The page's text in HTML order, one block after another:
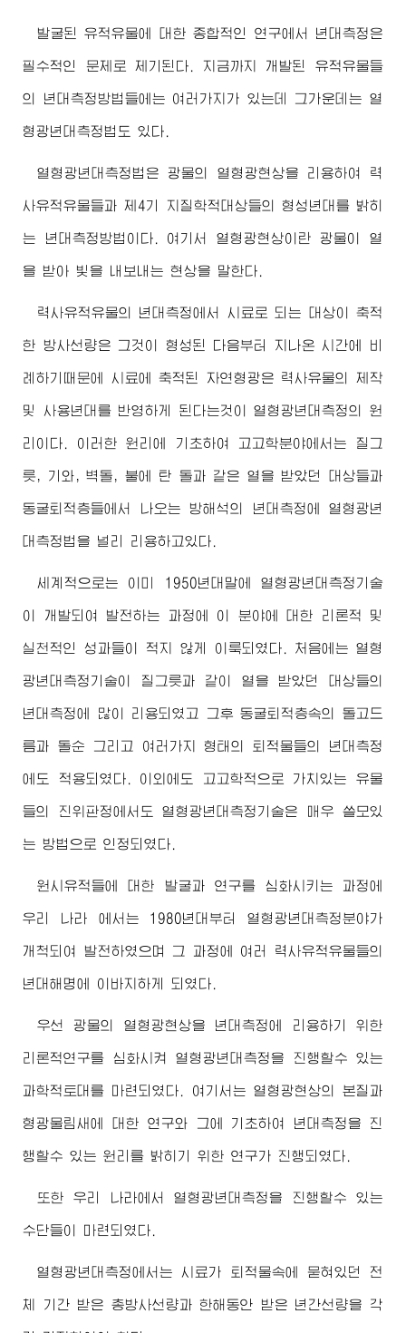
발굴된 유적유물에 대한 종합적인 연구에서 년대측정은
필수적인 문제로 제기된다. 지금까지 개발된 유적유물들
의 년대측정방법들에는 여러가지가 있는데 그가운데는 열
형광년대측정법도 있다.
열형광년대측정법은 광물의 열형광현상을 리용하여 력
사유적유물들과 제4기 지질학적대상들의 형성년대를 밝히
는 년대측정방법이다. 여기서 열형광현상이란 광물이 열
을 받아 빛을 내보내는 현상을 말한다.
력사유적유물의 년대측정에서 시료로 되는 대상이 축적
한 방사선량은 그것이 형성된 다음부터 지나온 시간에 비
례하기때문에 시료에 축적된 자연형광은 력사유물의 제작
및 사용년대를 반영하게 된다는것이 열형광년대측정의 원
리이다. 이러한 원리에 기초하여 고고학분야에서는 질그
릇, 기와, 벽돌, 불에 탄 돌과 같은 열을 받았던 대상들과
동굴퇴적층들에서 나오는 방해석의 년대측정에 열형광년
대측정법을 널리 리용하고있다.
세계적으로는 이미 1950년대말에 열형광년대측정기술
이 개발되여 발전하는 과정에 이 분야에 대한 리론적 및
실천적인 성과들이 적지 않게 이룩되였다. 처음에는 열형
광년대측정기술이 질그릇과 같이 열을 받았던 대상들의
년대측정에 많이 리용되였고 그후 동굴퇴적층속의 돌고드
름과 돌순 그리고 여러가지 형태의 퇴적물들의 년대측정
에도 적용되였다. 이외에도 고고학적으로 가치있는 유물
들의 진위판정에서도 열형광년대측정기술은 매우 쓸모있
는 방법으로 인정되였다.
원시유적들에 대한 발굴과 연구를 심화시키는 과정에
우리 나라 에서는 1980년대부터 열형광년대측정분야가
개척되여 발전하였으며 그 과정에 여러 력사유적유물들의
년대해명에 이바지하게 되였다.
우선 광물의 열형광현상을 년대측정에 리용하기 위한
리론적연구를 심화시켜 열형광년대측정을 진행할수 있는
과학적토대를 마련되였다. 여기서는 열형광현상의 본질과
형광물림새에 대한 연구와 그에 기초하여 년대측정을 진
행할수 있는 원리를 밝히기 위한 연구가 진행되였다.
또한 우리 나라에서 열형광년대측정을 진행할수 있는
수단들이 마련되였다.
열형광년대측정에서는 시료가 퇴적물속에 묻혀있던 전
체 기간 받은 총방사선량과 한해동안 받은 년간선량을 각